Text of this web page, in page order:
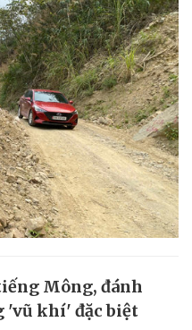
Mông, đánh
'vũ khí' đặc biệt